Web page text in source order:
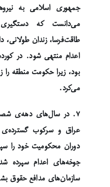
جمهوری اسلامی به
می‌دانست که
طاقت‌فرسا، زندان
اعدام منتهی شود. در
بود، زیرا حکومت منطقه را
می‌کرد.
۷. در سال‌های دهه‌ی
عراق و سرکوب گسترده‌ی
دوران محکومیت خود را
جوخه‌های اعدام سپرده
سازمان‌های مدافع حقوق